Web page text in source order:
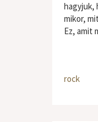
hagyjuk,
mikor,
Ez, amit
rock